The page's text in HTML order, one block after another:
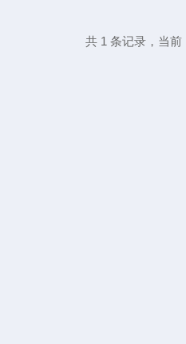
共 1 条记录，当